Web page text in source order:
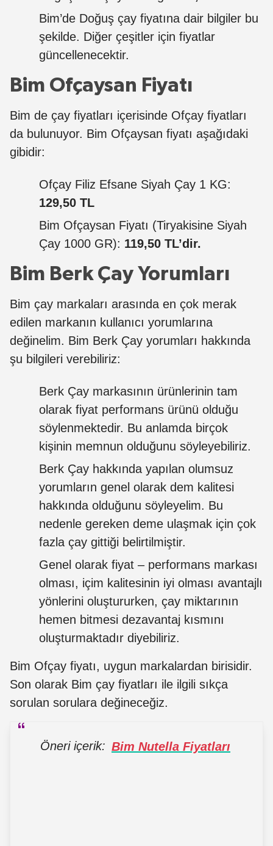
Bim’de Doğuş çay fiyatına dair bilgiler bu
şekilde. Diğer çeşitler için fiyatlar
güncellenecektir.
Bim Ofçaysan Fiyatı
Bim de çay fiyatları içerisinde Ofçay fiyatları
da bulunuyor. Bim Ofçaysan fiyatı aşağıdaki
gibidir:
Ofçay Filiz Efsane Siyah Çay 1 KG:
129,50 TL
Bim Ofçaysan Fiyatı (Tiryakisine Siyah
Çay 1000 GR): 119,50 TL’dir.
Bim Berk Çay Yorumları
Bim çay markaları arasında en çok merak
edilen markanın kullanıcı yorumlarına
değinelim. Bim Berk Çay yorumları hakkında
şu bilgileri verebiliriz:
Berk Çay markasının ürünlerinin tam
olarak fiyat performans ürünü olduğu
söylenmektedir. Bu anlamda birçok
kişinin memnun olduğunu söyleyebiliriz.
Berk Çay hakkında yapılan olumsuz
yorumların genel olarak dem kalitesi
hakkında olduğunu söyleyelim. Bu
nedenle gereken deme ulaşmak için çok
fazla çay gittiği belirtilmiştir.
Genel olarak fiyat – performans markası
olması, içim kalitesinin iyi olması avantajlı
yönlerini oluştururken, çay miktarının
hemen bitmesi dezavantaj kısmını
oluşturmaktadır diyebiliriz.
Bim Ofçay fiyatı, uygun markalardan birisidir.
Son olarak Bim çay fiyatları ile ilgili sıkça
sorulan sorulara değineceğiz.
Öneri içerik: Bim Nutella Fiyatları